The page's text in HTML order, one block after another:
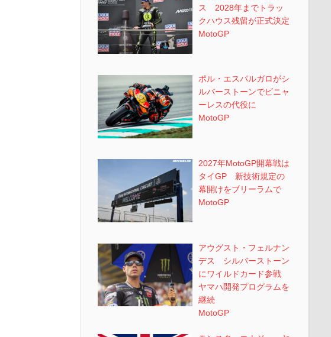
ス 2028年までトラッ
クハウス残留が正式決定
MotoGP
ポル・エスパルガロがシ
ルバーストーンでビニャ
ーレスの代役に
MotoGP
2027年MotoGP開幕戦は
タイGP 新技術規定の
幕開けをブリーラムで
MotoGP
アウグスト・フェルナン
デス シルバーストーン
にワイルドカード参戦
ヤマハ開発プログラムを
継続
MotoGP